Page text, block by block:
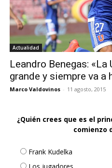
Actualidad
Leandro Benegas: «La
grande y siempre va a
Marco Valdovinos - 11 agosto, 2015
¿Quién crees que es el
comienzo
Frank Kudelka